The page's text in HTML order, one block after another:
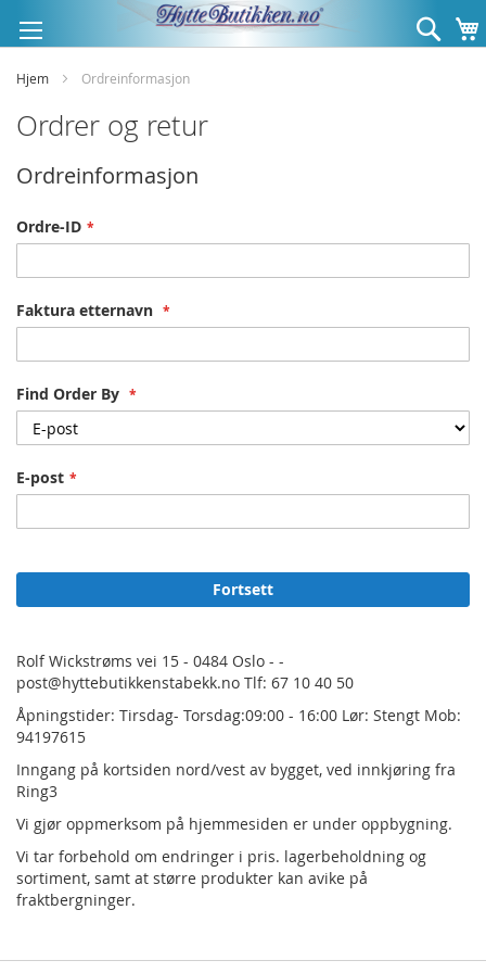
til
innhold
Søk
Hjem Ordreinformasjon
Ordrer og retur
Ordreinformasjon
Ordre-ID
Faktura etternavn
Find Order By
E-post
Fortsett
Rolf Wickstrøms vei 15 - 0484 Oslo - -
post@hyttebutikkenstabekk.no Tlf: 67 10 40 50
Åpningstider: Tirsdag- Torsdag:09:00 - 16:00 Lør: Stengt Mob:
94197615
Inngang på kortsiden nord/vest av bygget, ved innkjøring fra
Ring3
Vi gjør oppmerksom på hjemmesiden er under oppbygning.
Vi tar forbehold om endringer i pris. lagerbeholdning og
sortiment, samt at større produkter kan avike på
fraktbergninger.